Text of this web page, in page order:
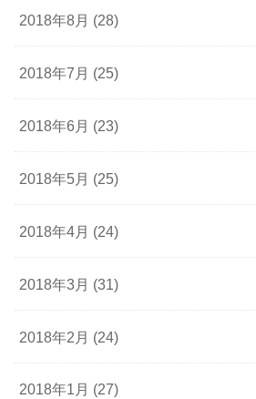
2018年8月 (28)
2018年7月 (25)
2018年6月 (23)
2018年5月 (25)
2018年4月 (24)
2018年3月 (31)
2018年2月 (24)
2018年1月 (27)